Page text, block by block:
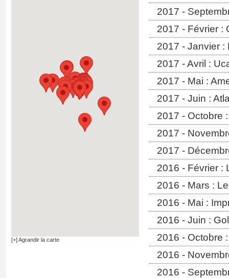
[+] Agrandir la carte
2017 -
2017 - Février :
2017 - Janvier :
2017 - Avril :
2017 - Mai :
2017 - Juin :
2017 - Octobre
2017 -
2017 -
2016 - Février :
2016 - Mars :
2016 - Mai :
2016 - Juin :
2016 - Octobre
2016 -
2016 -